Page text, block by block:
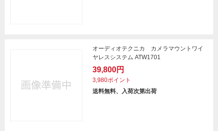
オーディオテクニカ カメラマウントワイ
ヤレスシステム ATW1701
39,800円
3,980ポイント
送料無料、入荷次第出荷